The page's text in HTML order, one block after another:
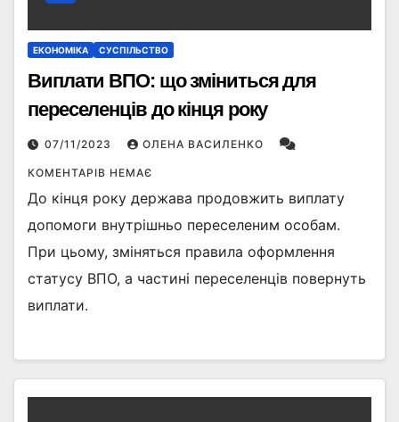
ЕКОНОМІКА СУСПІЛЬСТВО
Виплати ВПО: що зміниться для
переселенців до кінця року
07/11/2023 ОЛЕНА ВАСИЛЕНКО
КОМЕНТАРІВ НЕМАЄ
До кінця року держава продовжить виплату
допомоги внутрішньо переселеним особам.
При цьому, зміняться правила оформлення
статусу ВПО, а частині переселенців повернуть
виплати.